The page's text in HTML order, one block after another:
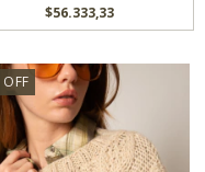
$56.333,33
OFF